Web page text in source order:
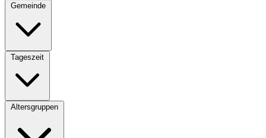
Gemeinde
Tageszeit
Altersgruppen